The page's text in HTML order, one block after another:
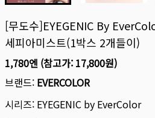
[무도수]EYEGENIC By
세피아미스트(1박스 2개들이)
1,780엔 (참고가: 17,800원)
브랜드: EVERCOLOR
시리즈: EYEGENIC by EverColor